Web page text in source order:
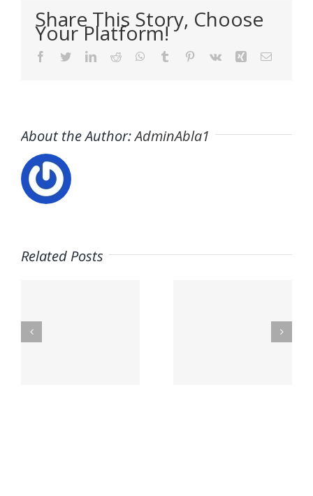
Share This Story, Choose
Your Platform!
Facebook
TwitterLinkedIn
Reddit WhatsApp
Tumblr Pinterest
Vk Xing Email
About the Author:AdminAbla1
Related Posts
con
nosotros